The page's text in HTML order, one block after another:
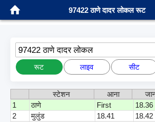
97422 ठाणे दादर लोकल रूट
97422 ठाणे दादर लोकल
रूट लाइव सीट
स्टेशन आना
1
ठाणे First 18.36
2
मुलुंड 18.41 18.42